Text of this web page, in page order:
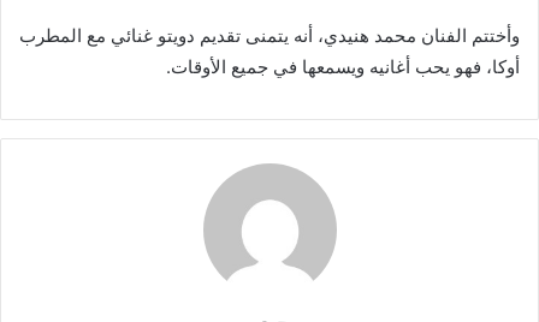
وأختتم الفنان محمد هنيدي، أنه يتمنى تقديم دويتو غنائي مع المطرب
أوكا، فهو يحب أغانيه ويسمعها في جميع الأوقات.